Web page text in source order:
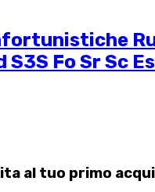
S3S Fo Sr Sc
al tuo primo